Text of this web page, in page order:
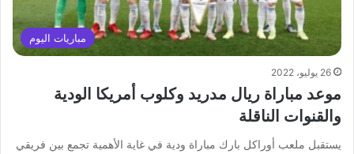
مباريات اليوم
26 يوليو، 2022
موعد مباراة ريال مدريد وكلوب أمريكا الودية
والقنوات الناقلة
يستقبل ملعب أوراكل بارك مباراة ودية في غاية الأهمية تجمع بين فريقي